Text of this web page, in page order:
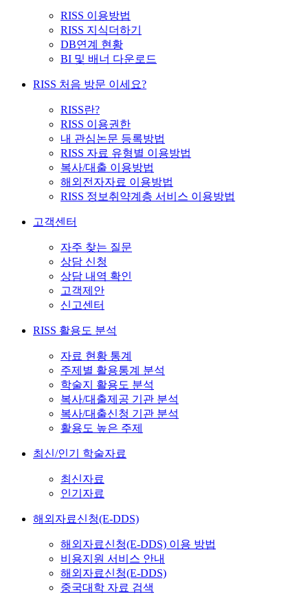
RISS 이용방법
RISS 지식더하기
DB연계 현황
BI 및 배너 다운로드
RISS 처음 방문 이세요?
RISS란?
RISS 이용권한
내 관심논문 등록방법
RISS 자료 유형별 이용방법
복사/대출 이용방법
해외전자자료 이용방법
RISS 정보취약계층 서비스 이용방법
고객센터
자주 찾는 질문
상담 신청
상담 내역 확인
고객제안
신고센터
RISS 활용도 분석
자료 현황 통계
주제별 활용통계 분석
학술지 활용도 분석
복사/대출제공 기관 분석
복사/대출신청 기관 분석
활용도 높은 주제
최신/인기 학술자료
최신자료
인기자료
해외자료신청(E-DDS)
해외자료신청(E-DDS) 이용 방법
비용지원 서비스 안내
해외자료신청(E-DDS)
중국대학 자료 검색